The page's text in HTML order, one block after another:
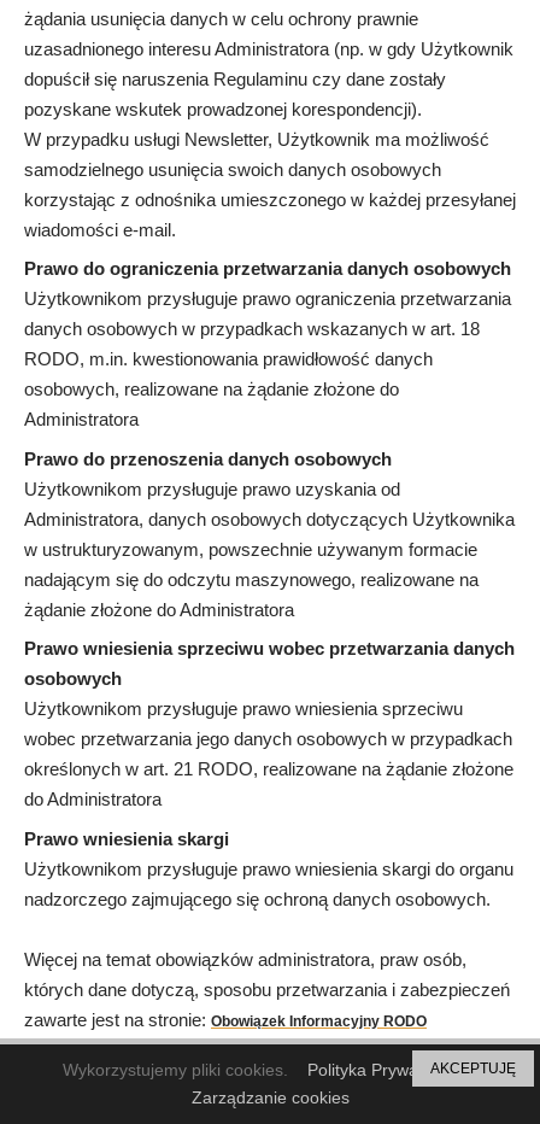
żądania usunięcia danych w celu ochrony prawnie
uzasadnionego interesu Administratora (np. w gdy Użytkownik
dopuścił się naruszenia Regulaminu czy dane zostały
pozyskane wskutek prowadzonej korespondencji).
W przypadku usługi Newsletter, Użytkownik ma możliwość
samodzielnego usunięcia swoich danych osobowych
korzystając z odnośnika umieszczonego w każdej przesyłanej
wiadomości e-mail.
Prawo do ograniczenia przetwarzania danych osobowych
Użytkownikom przysługuje prawo ograniczenia przetwarzania
danych osobowych w przypadkach wskazanych w art. 18
RODO, m.in. kwestionowania prawidłowość danych
osobowych, realizowane na żądanie złożone do
Administratora
Prawo do przenoszenia danych osobowych
Użytkownikom przysługuje prawo uzyskania od
Administratora, danych osobowych dotyczących Użytkownika
w ustrukturyzowanym, powszechnie używanym formacie
nadającym się do odczytu maszynowego, realizowane na
żądanie złożone do Administratora
Prawo wniesienia sprzeciwu wobec przetwarzania danych
osobowych
Użytkownikom przysługuje prawo wniesienia sprzeciwu
wobec przetwarzania jego danych osobowych w przypadkach
określonych w art. 21 RODO, realizowane na żądanie złożone
do Administratora
Prawo wniesienia skargi
Użytkownikom przysługuje prawo wniesienia skargi do organu
nadzorczego zajmującego się ochroną danych osobowych.
Więcej na temat obowiązków administratora, praw osób,
których dane dotyczą, sposobu przetwarzania i zabezpieczeń
zawarte jest na stronie: Obowiązek Informacyjny RODO
§14 Kontakt do Administratora
Wykorzystujemy pliki cookies.
Polityka Prywatności
Zarządzanie cookies
AKCEPTUJĘ